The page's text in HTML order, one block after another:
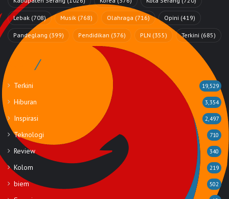
Lebak (708) Musik (768) Olahraga (716) Opini (419)
Pandeglang (399) Pendidikan (376) PLN (355) Terkini (685)
Rubrik
Terkini 19,529
Hiburan 3,354
Inspirasi 2,497
Teknologi 710
Review 340
Kolom 219
biem 502